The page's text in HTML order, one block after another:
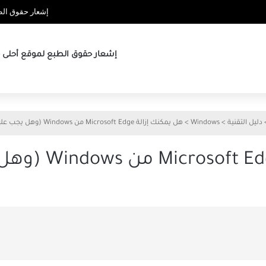
إشعار حقوق
إشعار حقوق الطبع لموقع أحلى
دليل التقنية >
Windows
> هل يمكنك إزالة Microsoft Edge من Windows (وهل يجب عليك ذلك)؟